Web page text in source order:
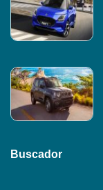
Buscador